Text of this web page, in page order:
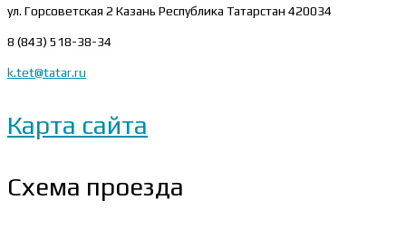
ул. Горсоветская 2 Казань Республика Татарстан 420034
8 (843) 518-38-34
k.tet@tatar.ru
Карта сайта
Схема проезда